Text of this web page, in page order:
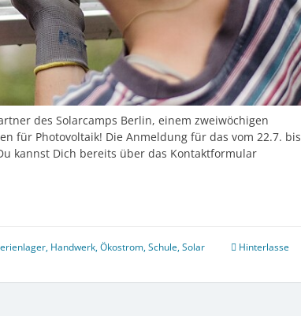
des Solarcamps Berlin, einem zweiwöchigen
für Photovoltaik! Die Anmeldung für das vom 22.7. bis
kannst Dich bereits über das Kontaktformular
, Handwerk,Ökostrom,Schule,Solar
Hinterlasse